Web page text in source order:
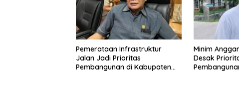
Pemerataan Infrastruktur
Jalan Jadi Prioritas
Pembangunan di Kabupaten
Minim
Desak